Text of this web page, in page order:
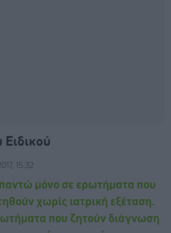
15:32
μόνο σε ερωτήματα που
χωρίς ιατρική εξέταση.
που ζητούν διάγνωση